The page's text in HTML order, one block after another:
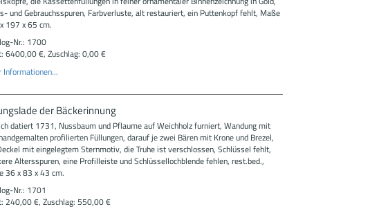
und Gebrauchsspuren, Farbverluste, alt restauriert, ein Puttenkopf fehlt, Maße
197 x 65 cm.
Nr.: 1700
6400,00 €, Zuschlag: 0,00 €
Informationen...
der Bäckerinnung
datiert 1731, Nussbaum und Pflaume auf Weichholz furniert, Wandung mit
profilierten Füllungen, darauf je zwei Bären mit Krone und Brezel,
mit eingelegtem Sternmotiv, die Truhe ist verschlossen, Schlüssel fehlt,
Altersspuren, eine Profilleiste und Schlüssellochblende fehlen, rest.bed.,
36 x 83 x 43 cm.
Nr.: 1701
240,00 €, Zuschlag: 550,00 €